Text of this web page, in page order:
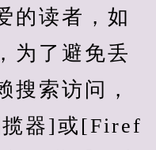
读者，如
为了避免丢
搜索访问，
揽器]或[Firef